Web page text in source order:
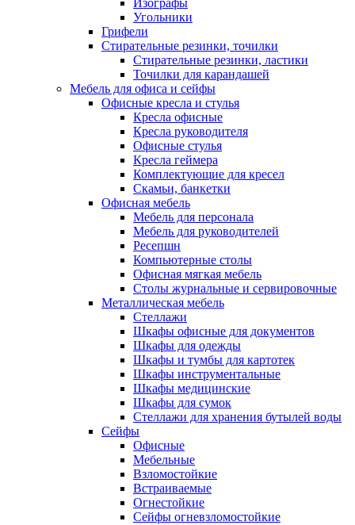
Изографы
Угольники
Грифели
Стирательные резинки, точилки
Стирательные резинки, ластики
Точилки для карандашей
Мебель для офиса и сейфы
Офисные кресла и стулья
Кресла офисные
Кресла руководителя
Офисные стулья
Кресла геймера
Комплектующие для кресел
Скамьи, банкетки
Офисная мебель
Мебель для персонала
Мебель для руководителей
Ресепшн
Компьютерные столы
Офисная мягкая мебель
Столы журнальные и сервировочные
Металлическая мебель
Стеллажи
Шкафы офисные для документов
Шкафы для одежды
Шкафы и тумбы для картотек
Шкафы инструментальные
Шкафы медицинские
Шкафы для сумок
Стеллажи для хранения бутылей воды
Сейфы
Офисные
Мебельные
Взломостойкие
Встраиваемые
Огнестойкие
Сейфы огневзломостойкие